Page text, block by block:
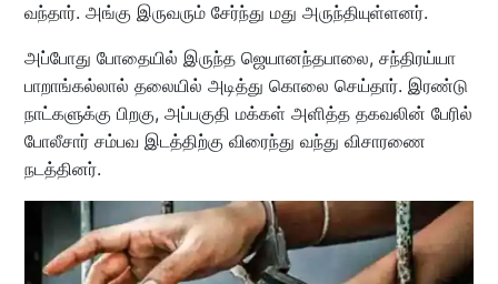
வந்தார். அங்கு இருவரும் சேர்ந்து மது அருந்தியுள்ளனர்.
அப்போது போதையில் இருந்த ஜெயானந்தபாலை, சந்திரய்யா
பாறாங்கல்லால் தலையில் அடித்து கொலை செய்தார். இரண்டு
நாட்களுக்கு பிறகு, அப்பகுதி மக்கள் அளித்த தகவலின் பேரில்
போலீசார் சம்பவ இடத்திற்கு விரைந்து வந்து விசாரணை
நடத்தினர்.